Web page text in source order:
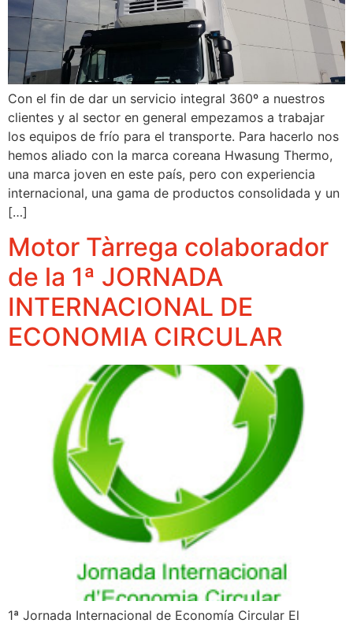
Con el fin de dar un servicio integral 360º a nuestros
clientes y al sector en general empezamos a trabajar
los equipos de frío para el transporte. Para hacerlo nos
hemos aliado con la marca coreana Hwasung Thermo,
una marca joven en este país, pero con experiencia
internacional, una gama de productos consolidada y un
[…]
Motor Tàrrega colaborador
de la 1ª JORNADA
INTERNACIONAL DE
ECONOMIA CIRCULAR
1ª Jornada Internacional de Economía Circular El